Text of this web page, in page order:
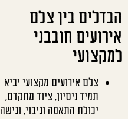
הבדלים בין צלם
אירועים חובבני
למקצועי
צלם אירועים מקצועי יביא
תמיד ניסיון, ציוד מתקדם,
יכולת התאמה וגיבוי, וגישה